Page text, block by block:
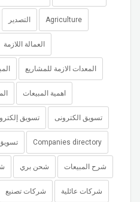
التصدير Agriculture
العمالة اللازمة
المعدات الازمة للمشاريع
اهمية المبيعات
تسويق تسويق الكترونى
Companies directory
شحن بري شرح المبيعات
شركات تصنيع شركات عائلية